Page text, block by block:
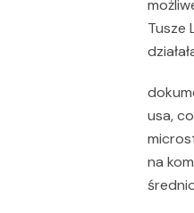
Tusze
usa,
na